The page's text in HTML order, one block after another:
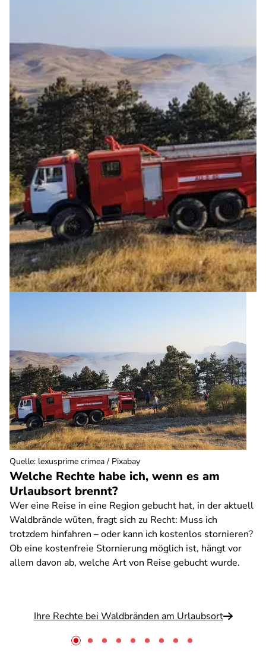
Welche Rechte habe ich, wenn es am
Urlaubsort brennt?
Wer eine Reise in eine Region gebucht hat, in der aktuell
Waldbrände wüten, fragt sich zu Recht: Muss ich
trotzdem hinfahren – oder kann ich kostenlos stornieren?
Ob eine kostenfreie Stornierung möglich ist, hängt vor
allem davon ab, welche Art von Reise gebucht wurde.
Ihre Rechte bei Waldbränden am Urlaubsort
Quelle: lexusprime crimea / Pixabay